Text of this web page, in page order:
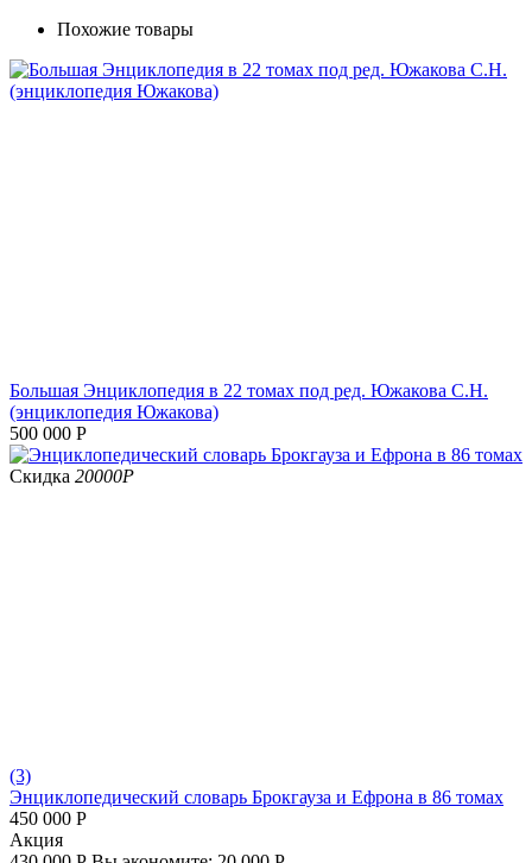
Похожие товары
Большая Энциклопедия в 22 томах под ред. Южакова С.Н.
(энциклопедия Южакова)
500 000 Р
Скидка 20000Р
(3)
Энциклопедический словарь Брокгауза и Ефрона в 86 томах
450 000 Р
Aкция